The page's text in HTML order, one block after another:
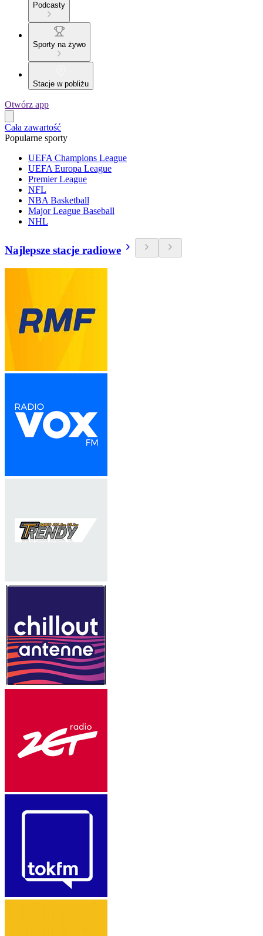
Podcasty
Sporty na żywo
Stacje w pobliżu
Otwórz app
Cała zawartość
Popularne sporty
UEFA Champions League
UEFA Europa League
Premier League
NFL
NBA Basketball
Major League Baseball
NHL
Najlepsze stacje radiowe